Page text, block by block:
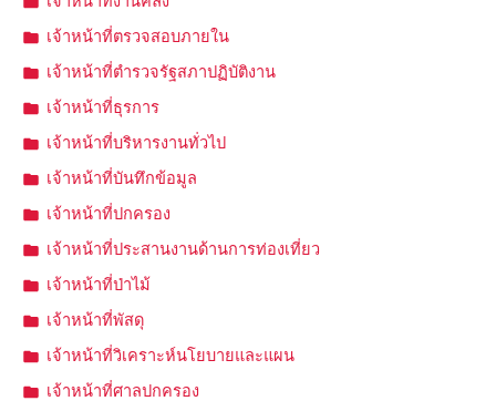
เจ้าหน้าที่ตรวจสอบภายใน
เจ้าหน้าที่ตำรวจรัฐสภาปฏิบัติงาน
เจ้าหน้าที่ธุรการ
เจ้าหน้าที่บริหารงานทั่วไป
เจ้าหน้าที่บันทึกข้อมูล
เจ้าหน้าที่ปกครอง
เจ้าหน้าที่ประสานงานด้านการท่องเที่ยว
เจ้าหน้าที่ป่าไม้
เจ้าหน้าที่พัสดุ
เจ้าหน้าที่วิเคราะห์นโยบายและแผน
เจ้าหน้าที่ศาลปกครอง